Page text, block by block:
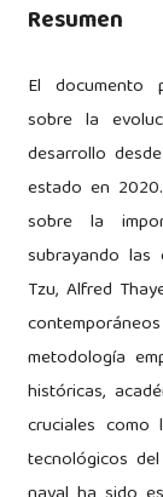
Resumen
El documento
sobre la
desarrollo
estado en
sobre la
subrayando
Tzu, Alfred
metodología
históricas,
cruciales como
tecnológicos